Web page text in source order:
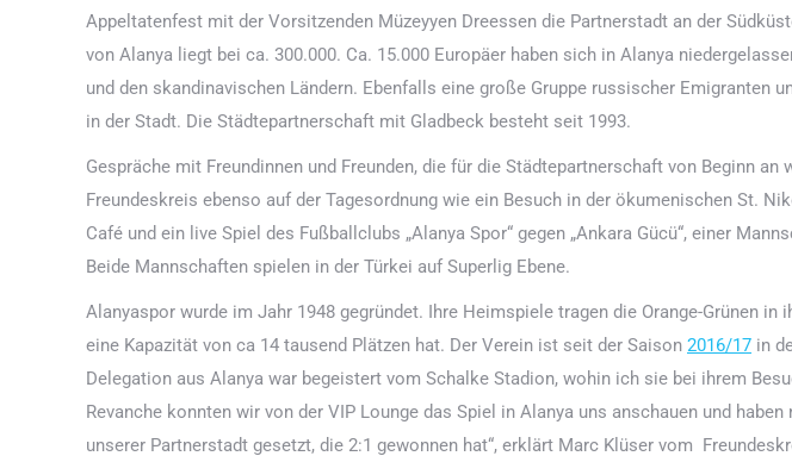
Appeltatenfest mit der Vorsitzenden Müzeyyen Dreessen die Partnerstadt an der
von Alanya liegt bei ca. 300.000. Ca. 15.000 Europäer haben sich in Alanya
und den skandinavischen Ländern. Ebenfalls eine große Gruppe russischer Emigranten
in der Stadt. Die Städtepartnerschaft mit Gladbeck besteht seit 1993.
Gespräche mit Freundinnen und Freunden, die für die Städtepartnerschaft von Beginn an
Freundeskreis ebenso auf der Tagesordnung wie ein Besuch in der ökumenischen St.
Café und ein live Spiel des Fußballclubs „Alanya Spor“ gegen „Ankara Gücü“, einer
Beide Mannschaften spielen in der Türkei auf Superlig Ebene.
Alanyaspor wurde im Jahr 1948 gegründet. Ihre Heimspiele tragen die Orange-Grünen in
eine Kapazität von ca 14 tausend Plätzen hat. Der Verein ist seit der Saison 2016/17 in
Delegation aus Alanya war begeistert vom Schalke Stadion, wohin ich sie bei ihrem
Revanche konnten wir von der VIP Lounge das Spiel in Alanya uns anschauen und
unserer Partnerstadt gesetzt, die 2:1 gewonnen hat“, erklärt Marc Klüser vom